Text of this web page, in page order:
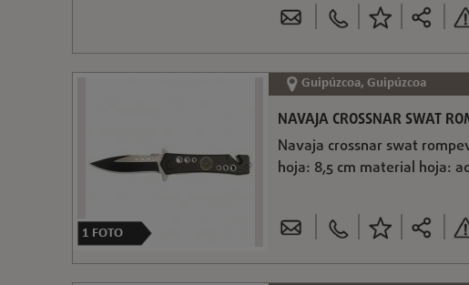
Guipúzcoa, Guipúzcoa
NAVAJA CROSSNAR SWAT
Navaja crossnar swat
hoja: 8,5 cm material hoja:
1 FOTO